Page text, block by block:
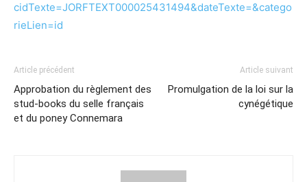
cidTexte=JORFTEXT000025431494&dateTexte=&catego
rieLien=id
Article précédent
Approbation du règlement des
stud-books du selle français
et du poney Connemara
Article suivant
Promulgation de la loi sur la
cynégétique